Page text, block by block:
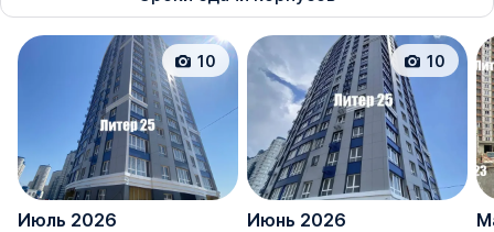
10
Июль 2026
10
Июнь 2026